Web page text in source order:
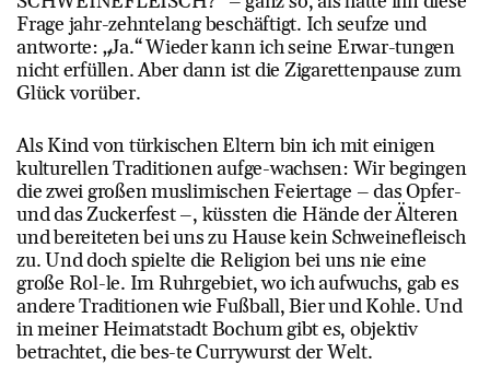
Frage jahr-zehntelang beschäftigt. Ich seufze und
antworte: „Ja.“ Wieder kann ich seine Erwar-tungen
nicht erfüllen. Aber dann ist die Zigarettenpause zum
Glück vorüber.
Als Kind von türkischen Eltern bin ich mit einigen
kulturellen Traditionen aufge-wachsen: Wir begingen
die zwei großen muslimischen Feiertage – das Opfer-
und das Zuckerfest –, küssten die Hände der Älteren
und bereiteten bei uns zu Hause kein Schweinefleisch
zu. Und doch spielte die Religion bei uns nie eine
große Rol-le. Im Ruhrgebiet, wo ich aufwuchs, gab es
andere Traditionen wie Fußball, Bier und Kohle. Und
in meiner Heimatstadt Bochum gibt es, objektiv
betrachtet, die bes-te Currywurst der Welt.